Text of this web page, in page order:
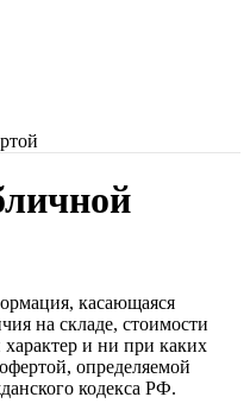
касающаяся
на складе, стоимости
и ни при каких
определяемой
кодекса РФ.